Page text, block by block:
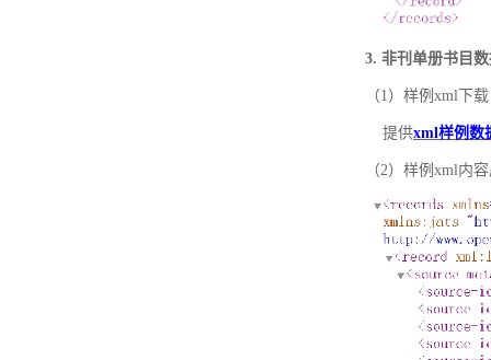
3. 非刊单册书目
（1）样例xml下载
提供xml样例数
（2）样例xml内